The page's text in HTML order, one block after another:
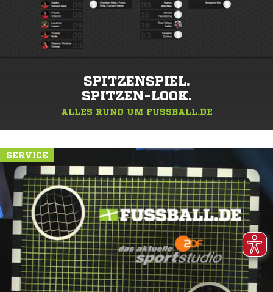
SPITZENSPIEL.
SPITZEN-LOOK.
ALLES RUND UM FUSSBALL.DE
SERVICE